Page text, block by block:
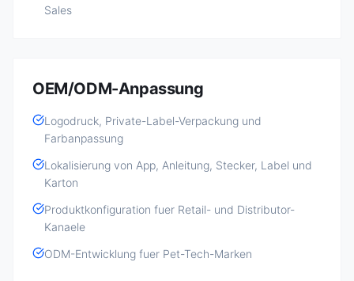
Sales
OEM/ODM-Anpassung
Logodruck, Private-Label-Verpackung und
Farbanpassung
Lokalisierung von App, Anleitung, Stecker, Label und
Karton
Produktkonfiguration fuer Retail- und Distributor-
Kanaele
ODM-Entwicklung fuer Pet-Tech-Marken